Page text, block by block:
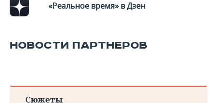
«Реальное время» в Дзен
НОВОСТИ ПАРТНЕРОВ
Сюжеты